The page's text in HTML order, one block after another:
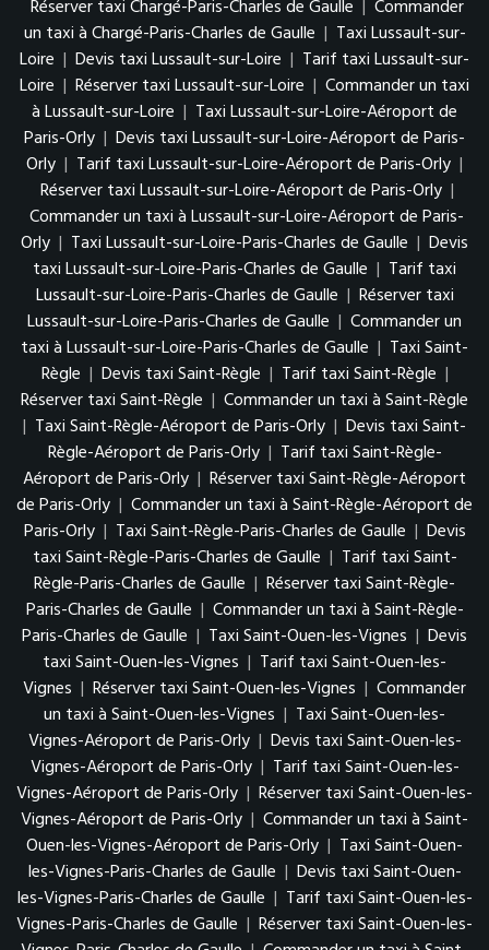
Réserver taxi Chargé-Paris-Charles de Gaulle | Commander
un taxi à Chargé-Paris-Charles de Gaulle | Taxi Lussault-sur-
Loire | Devis taxi Lussault-sur-Loire | Tarif taxi Lussault-sur-
Loire | Réserver taxi Lussault-sur-Loire | Commander un taxi
à Lussault-sur-Loire | Taxi Lussault-sur-Loire-Aéroport de
Paris-Orly | Devis taxi Lussault-sur-Loire-Aéroport de Paris-
Orly | Tarif taxi Lussault-sur-Loire-Aéroport de Paris-Orly |
Réserver taxi Lussault-sur-Loire-Aéroport de Paris-Orly |
Commander un taxi à Lussault-sur-Loire-Aéroport de Paris-
Orly | Taxi Lussault-sur-Loire-Paris-Charles de Gaulle | Devis
taxi Lussault-sur-Loire-Paris-Charles de Gaulle | Tarif taxi
Lussault-sur-Loire-Paris-Charles de Gaulle | Réserver taxi
Lussault-sur-Loire-Paris-Charles de Gaulle | Commander un
taxi à Lussault-sur-Loire-Paris-Charles de Gaulle | Taxi Saint-
Règle | Devis taxi Saint-Règle | Tarif taxi Saint-Règle |
Réserver taxi Saint-Règle | Commander un taxi à Saint-Règle
| Taxi Saint-Règle-Aéroport de Paris-Orly | Devis taxi Saint-
Règle-Aéroport de Paris-Orly | Tarif taxi Saint-Règle-
Aéroport de Paris-Orly | Réserver taxi Saint-Règle-Aéroport
de Paris-Orly | Commander un taxi à Saint-Règle-Aéroport de
Paris-Orly | Taxi Saint-Règle-Paris-Charles de Gaulle | Devis
taxi Saint-Règle-Paris-Charles de Gaulle | Tarif taxi Saint-
Règle-Paris-Charles de Gaulle | Réserver taxi Saint-Règle-
Paris-Charles de Gaulle | Commander un taxi à Saint-Règle-
Paris-Charles de Gaulle | Taxi Saint-Ouen-les-Vignes | Devis
taxi Saint-Ouen-les-Vignes | Tarif taxi Saint-Ouen-les-
Vignes | Réserver taxi Saint-Ouen-les-Vignes | Commander
un taxi à Saint-Ouen-les-Vignes | Taxi Saint-Ouen-les-
Vignes-Aéroport de Paris-Orly | Devis taxi Saint-Ouen-les-
Vignes-Aéroport de Paris-Orly | Tarif taxi Saint-Ouen-les-
Vignes-Aéroport de Paris-Orly | Réserver taxi Saint-Ouen-les-
Vignes-Aéroport de Paris-Orly | Commander un taxi à Saint-
Ouen-les-Vignes-Aéroport de Paris-Orly | Taxi Saint-Ouen-
les-Vignes-Paris-Charles de Gaulle | Devis taxi Saint-Ouen-
les-Vignes-Paris-Charles de Gaulle | Tarif taxi Saint-Ouen-les-
Vignes-Paris-Charles de Gaulle | Réserver taxi Saint-Ouen-les-